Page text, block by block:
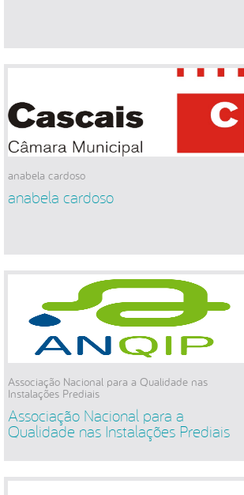
anabela cardoso
anabela cardoso
Associação Nacional para a Qualidade nas
Instalações Prediais
Associação Nacional para a
Qualidade nas Instalações Prediais